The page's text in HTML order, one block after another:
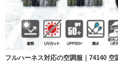
フルハーネス対応の空調服｜74140 空